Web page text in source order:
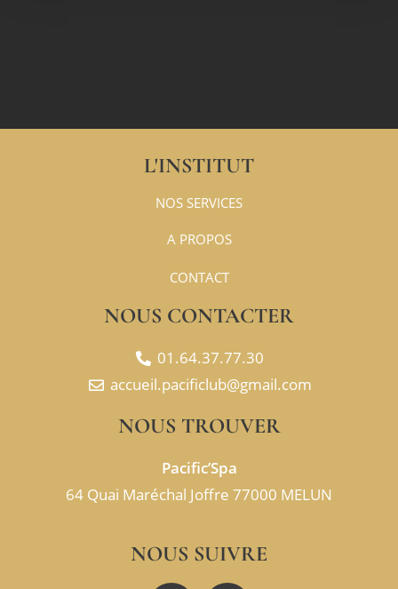
L'INSTITUT
NOS SERVICES
A PROPOS
CONTACT
NOUS CONTACTER
01.64.37.77.30​
accueil.pacificlub@gmail.com​
NOUS TROUVER
Pacific’Spa
64 Quai Maréchal Joffre 77000 MELUN
NOUS SUIVRE